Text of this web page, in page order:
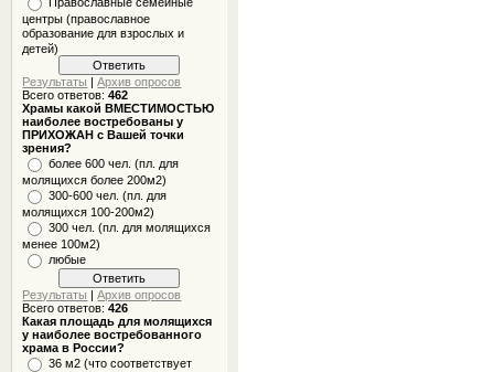
центры (православное
образование для взрослых и
детей)
Результаты |Архив опросов
Всего ответов:462
Храмы какой ВМЕСТИМОСТЬЮ
наиболее востребованы у
ПРИХОЖАН с Вашей точки
зрения?
более 600 чел. (пл. для
молящихся более 200м2)
300-600 чел. (пл. для
молящихся 100-200м2)
300 чел. (пл. для молящихся
менее 100м2)
любые
Результаты |Архив опросов
Всего ответов:426
Какая площадь для молящихся
у наиболее востребованного
храма в России?
36 м2 (что соответствует